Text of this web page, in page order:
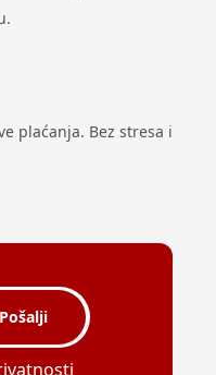
plaćanja. Bez stresa i
Pošalji